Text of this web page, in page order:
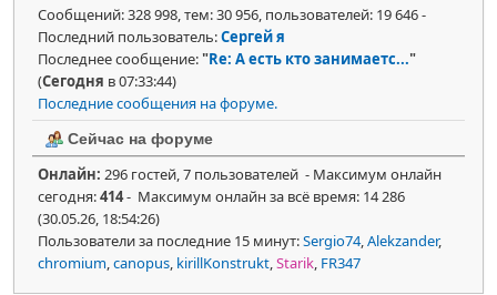
Сообщений: 328 998, тем: 30 956, пользователей: 19 646 -
Последний пользователь:Сергей я
Последнее сообщение: "Re: А есть кто занимаетс..."
(Сегодня в 07:33:44)
Последние сообщения на форуме.
Сейчас на форуме
Онлайн: 296 гостей, 7 пользователей - Максимум онлайн
сегодня:414- Максимум онлайн за всё время: 14 286
(30.05.26, 18:54:26)
Пользователи за последние 15 минут:Sergio74,Alekzander,
chromium,canopus, kirillKonstrukt,Starik, FR347